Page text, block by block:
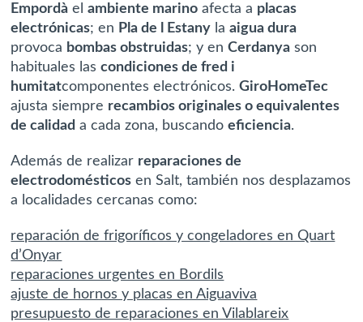
Empordà elambiente marino afecta a placas
electrónicas; en Pla de l Estany laaigua dura
provoca bombas obstruidas; y enCerdanya son
habituales lascondiciones de fred i
humitatcomponentes electrónicos.GiroHomeTec
ajusta siempre recambios originales o equivalentes
de calidad a cada zona, buscandoeficiencia.
Además de realizar reparaciones de
electrodomésticos en Salt, también nos desplazamos
a localidades cercanas como:
reparación de frigoríficos y congeladores en Quart
d’Onyar
reparaciones urgentes en Bordils
ajuste de hornos y placas en Aiguaviva
presupuesto de reparaciones en Vilablareix